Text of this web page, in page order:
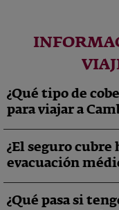
¿Qué tipo de
para viajar a
¿El seguro
evacuación
¿Qué pasa si